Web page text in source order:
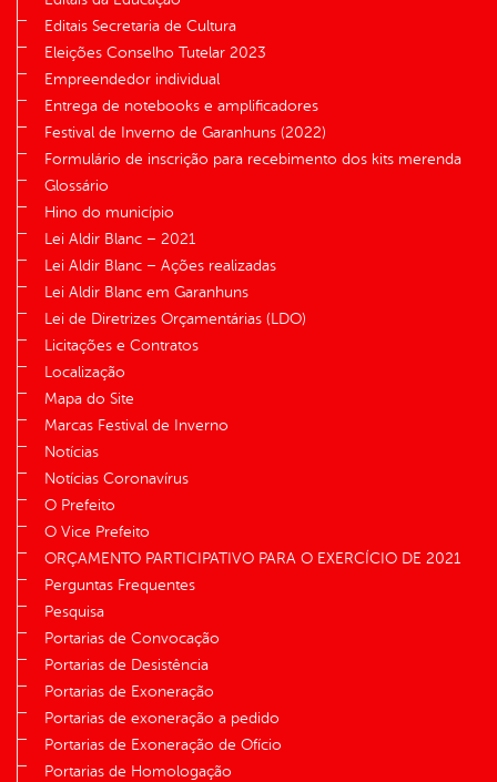
Editais Secretaria de Cultura
Eleições Conselho Tutelar 2023
Empreendedor individual
Entrega de notebooks e amplificadores
Festival de Inverno de Garanhuns (2022)
Formulário de inscrição para recebimento dos kits merenda
Glossário
Hino do município
Lei Aldir Blanc – 2021
Lei Aldir Blanc – Ações realizadas
Lei Aldir Blanc em Garanhuns
Lei de Diretrizes Orçamentárias (LDO)
Licitações e Contratos
Localização
Mapa do Site
Marcas Festival de Inverno
Notícias
Notícias Coronavírus
O Prefeito
O Vice Prefeito
ORÇAMENTO PARTICIPATIVO PARA O EXERCÍCIO DE 2021
Perguntas Frequentes
Pesquisa
Portarias de Convocação
Portarias de Desistência
Portarias de Exoneração
Portarias de exoneração a pedido
Portarias de Exoneração de Ofício
Portarias de Homologação